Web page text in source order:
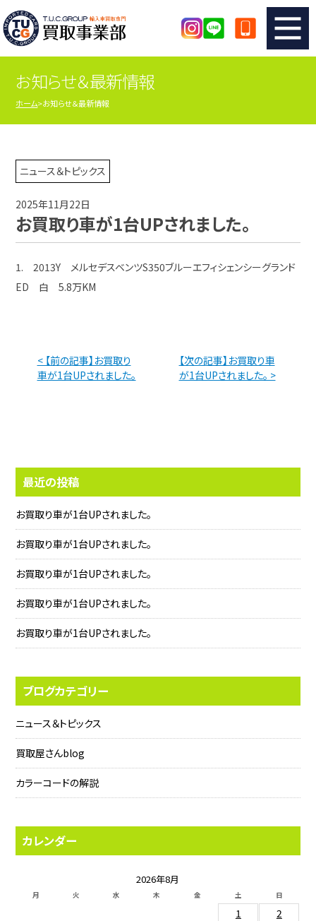
TUCのカンタン査定
査定の注意事項 メーカー別査定フォーム
TUCの買取実績
店舗紹介
お知らせ＆最新情報
ホーム お知らせ＆最新情報
ニュース＆トピックス
2025年11月22日
お買取り車が1台UPされました。
1. 2013Y メルセデスベンツS350ブルーエフィシェンシーグランド
ED 白 5.8万KM
< 【前の記事】お買取り
車が1台UPされました。
【次の記事】お買取り車
が1台UPされました。 >
最近の投稿
お買取り車が1台UPされました。
お買取り車が1台UPされました。
お買取り車が1台UPされました。
お買取り車が1台UPされました。
お買取り車が1台UPされました。
ブログカテゴリー
ニュース＆トピックス
買取屋さんblog
カラーコードの解説
カレンダー
2026年8月
月 火 水 木 金 土 日
1
2